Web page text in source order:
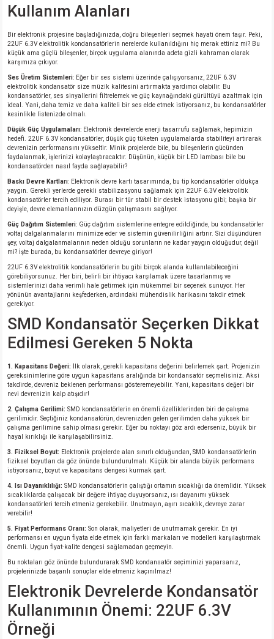
MARKA)
Kullanım Alanları
Bir elektronik projesine başladığınızda, doğru bileşenleri seçmek hayati önem taşır. Peki,
22UF 6.3V elektrolitik kondansatörlerin nerelerde kullanıldığını hiç merak ettiniz mi? Bu
küçük ama güçlü bileşenler, birçok uygulama alanında adeta gizli kahraman olarak
karşımıza çıkıyor.
Ses Üretim Sistemleri: Eğer bir ses sistemi üzerinde çalışıyorsanız, 22UF 6.3V
elektrolitik kondansatör size müzik kalitesini artırmakta yardımcı olabilir. Bu
kondansatörler, ses sinyallerini filtrelemek ve güç kaynağındaki gürültüyü azaltmak için
ideal. Yani, daha temiz ve daha kaliteli bir ses elde etmek istiyorsanız, bu kondansatörler
kesinlikle listenizde olmalı.
Düşük Güç Uygulamaları: Elektronik devrelerde enerji tasarrufu sağlamak, hepimizin
hedefi. 22UF 6.3V kondansatörler, düşük güç tüketen uygulamalarda stabiliteyi artırarak
devrenizin performansını yükseltir. Minik projelerde bile, bu bileşenlerin gücünden
faydalanmak, işlerinizi kolaylaştıracaktır. Düşünün, küçük bir LED lambası bile bu
kondansatörden nasıl fayda sağlayabilir?
Baskı Devre Kartları: Elektronik devre kartı tasarımında, bu tip kondansatörler oldukça
yaygın. Gerekli yerlerde gerekli stabilizasyonu sağlamak için 22UF 6.3V elektrolitik
kondansatörler tercih ediliyor. Burası bir tür stabil bir destek istasyonu gibi; başka bir
deyişle, devre elemanlarınızın düzgün çalışmasını sağlıyor.
Güç Dağıtım Sistemleri: Güç dağıtım sistemlerine entegre edildiğinde, bu kondansatörler
voltaj dalgalanmalarını minimize eder ve sistemin güvenilirliğini artırır. Sizi düşündüren
şey, voltaj dalgalanmalarının neden olduğu sorunların ne kadar yaygın olduğudur, değil
mi? İşte burada, bu kondansatörler devreye giriyor!
22UF 6.3V elektrolitik kondansatörlerin bu gibi birçok alanda kullanılabileceğini
görebiliyorsunuz. Her biri, belirli bir ihtiyacı karşılamak üzere tasarlanmış ve
sistemlerinizi daha verimli hale getirmek için mükemmel bir seçenek sunuyor. Her
yönünün avantajlarını keşfederken, ardındaki mühendislik harikasını takdir etmek
gerekiyor.
SMD Kondansatör Seçerken Dikkat
Edilmesi Gereken 5 Nokta
1. Kapasitans Değeri: İlk olarak, gerekli kapasitans değerini belirlemek şart. Projenizin
gereksinimlerine göre uygun kapasitans aralığında bir kondansatör seçmelisiniz. Aksi
takdirde, devreniz beklenen performansı gösteremeyebilir. Yani, kapasitans değeri bir
nevi devrenizin kalp atışıdır!
2. Çalışma Gerilimi: SMD kondansatörlerin en önemli özelliklerinden biri de çalışma
gerilimidir. Seçtiğiniz kondansatörün, devrenizden gelen gerilimden daha yüksek bir
çalışma gerilimine sahip olması gerekir. Eğer bu noktayı göz ardı ederseniz, büyük bir
hayal kırıklığı ile karşılaşabilirsiniz.
3. Fiziksel Boyut: Elektronik projelerde alan sınırlı olduğundan, SMD kondansatörlerin
fiziksel boyutları da göz önünde bulundurulmalı. Küçük bir alanda büyük performans
istiyorsanız, boyut ve kapasitans dengesi kurmak şart.
4. Isı Dayanıklılığı: SMD kondansatörlerin çalıştığı ortamın sıcaklığı da önemlidir. Yüksek
sıcaklıklarda çalışacak bir değere ihtiyaç duyuyorsanız, ısı dayanımı yüksek
kondansatörleri tercih etmeniz gerekebilir. Unutmayın, aşırı sıcaklık, devreye zarar
verebilir!
5. Fiyat Performans Oranı: Son olarak, maliyetleri de unutmamak gerekir. En iyi
performansı en uygun fiyata elde etmek için farklı markaları ve modelleri karşılaştırmak
önemli. Uygun fiyat-kalite dengesi sağlamadan geçmeyin.
Bu noktaları göz önünde bulundurarak SMD kondansatör seçiminizi yaparsanız,
projelerinizde başarılı sonuçlar elde etmeniz kaçınılmaz!
Elektronik Devrelerde Kondansatör
Kullanımının Önemi: 22UF 6.3V
Örneği